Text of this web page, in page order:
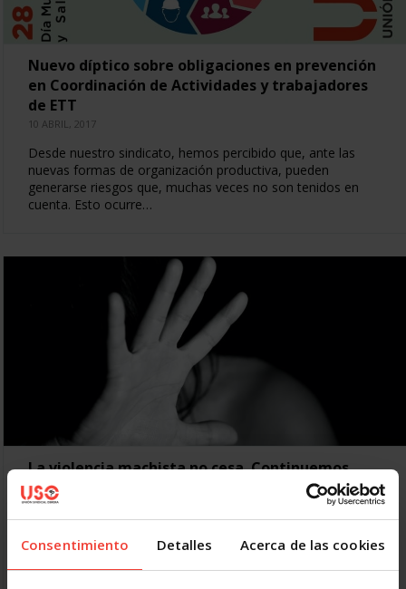
Consentimiento Detalles Acerca de las cookies
Nuevo díptico sobre obligaciones en prevención
en Coordinación de Actividades y trabajadores
de ETT
10 ABRIL, 2017
Desde nuestro sindicato, hemos percibido que, ante las
nuevas formas de organización productiva, pueden
generarse riesgos que, muchas veces no son tenidos en
cuenta. Esto ocurre…
La violencia machista no cesa. Continuemos
luchando contra ella
20 ENERO, 2017
mujeres han sido asesinadas en Madrid, Almería y Navarra
por sus parejas o ex-parejas. La…